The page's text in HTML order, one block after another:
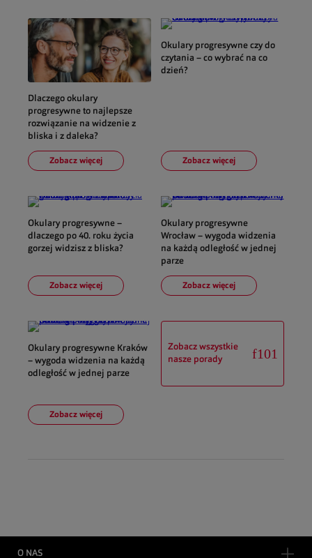
Dlaczego okulary
progresywne to najlepsze
rozwiązanie na widzenie z
bliska i z daleka?
Zobacz więcej
Okulary progresywne czy do
czytania – co wybrać na co
dzień?
Zobacz więcej
Okulary progresywne –
dlaczego po 40. roku życia
gorzej widzisz z bliska?
Zobacz więcej
Okulary progresywne
Wrocław – wygoda widzenia
na każdą odległość w jednej
parze
Zobacz więcej
Okulary progresywne Kraków
– wygoda widzenia na każdą
odległość w jednej parze
Zobacz więcej
Zobacz wszystkie
nasze porady